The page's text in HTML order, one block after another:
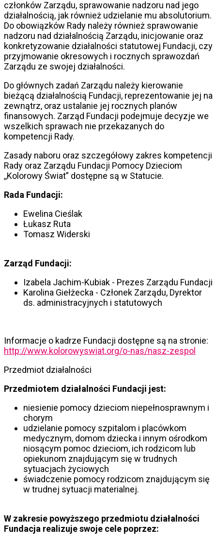
członków Zarządu, sprawowanie nadzoru nad jego
działalnością, jak również udzielanie mu absolutorium.
Do obowiązków Rady należy również sprawowanie
nadzoru nad działalnością Zarządu, inicjowanie oraz
konkretyzowanie działalności statutowej Fundacji, czy
przyjmowanie okresowych i rocznych sprawozdań
Zarządu ze swojej działalności.
Do głównych zadań Zarządu należy kierowanie
bieżącą działalnością Fundacji, reprezentowanie jej na
zewnątrz, oraz ustalanie jej rocznych planów
finansowych. Zarząd Fundacji podejmuje decyzje we
wszelkich sprawach nie przekazanych do
kompetencji Rady.
Zasady naboru oraz szczegółowy zakres kompetencji
Rady oraz Zarządu Fundacji Pomocy Dzieciom
,,Kolorowy Świat” dostępne są w Statucie.
Rada Fundacji:
Ewelina Cieślak
Łukasz Ruta
Tomasz Widerski
Zarząd Fundacji:
Izabela Jachim-Kubiak - Prezes Zarządu Fundacji
Karolina Giełżecka - Członek Zarządu, Dyrektor
ds. administracyjnych i statutowych
Informacje o kadrze Fundacji dostępne są na stronie:
http://www.kolorowyswiat.org/o-nas/nasz-zespol
Przedmiot działalności
Przedmiotem działalności Fundacji jest:
niesienie pomocy dzieciom niepełnosprawnym i
chorym
udzielanie pomocy szpitalom i placówkom
medycznym, domom dziecka i innym ośrodkom
niosącym pomoc dzieciom, ich rodzicom lub
opiekunom znajdującym się w trudnych
sytuacjach życiowych
świadczenie pomocy rodzicom znajdującym się
w trudnej sytuacji materialnej.
W zakresie powyższego przedmiotu działalności
Fundacja realizuje swoje cele poprzez: